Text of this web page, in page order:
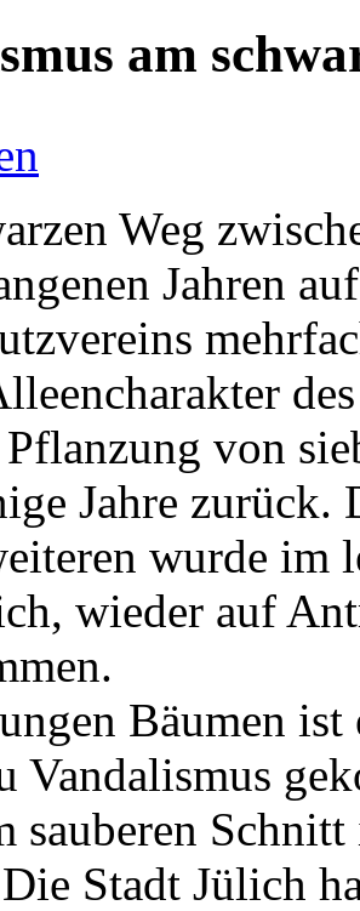
am
Weg
Jahren
von
Jahre
wurde im
wieder auf
Bäumen ist
Vandalismus
sauberen
Stadt Jülich